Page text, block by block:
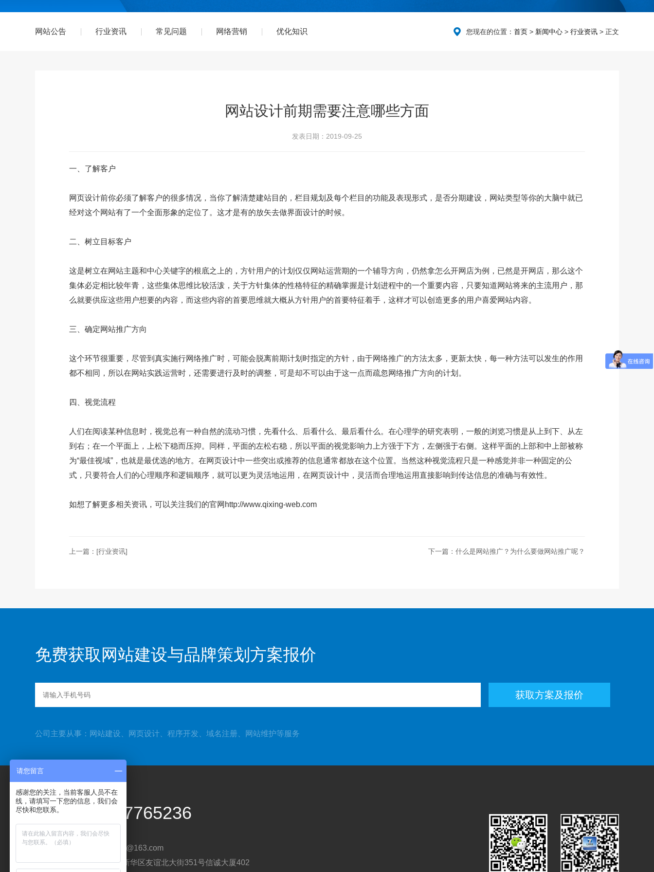
网站公告 行业资讯 常见问题 网络营销 优化知识 您现在的位置： 首页 > 新闻中心 > 行业资讯 > 正文
网站设计前期需要注意哪些方面
发表日期：2019-09-25
一、了解客户
网页设计前你必须了解客户的很多情况，当你了解清楚建站目的，栏目规划及每个栏目的功能及表现形式，是否分期建设，网站类型等你的大脑中就已
经对这个网站有了一个全面形象的定位了。这才是有的放矢去做界面设计的时候。
二、树立目标客户
这是树立在网站主题和中心关键字的根底之上的，方针用户的计划仅仅网站运营期的一个辅导方向，仍然拿怎么开网店为例，已然是开网店，那么这个
集体必定相比较年青，这些集体思维比较活泼，关于方针集体的性格特征的精确掌握是计划进程中的一个重要内容，只要知道网站将来的主流用户，那
么就要供应这些用户想要的内容，而这些内容的首要思维就大概从方针用户的首要特征着手，这样才可以创造更多的用户喜爱网站内容。
三、确定网站推广方向
这个环节很重要，尽管到真实施行网络推广时，可能会脱离前期计划时指定的方针，由于网络推广的方法太多，更新太快，每一种方法可以发生的作用
都不相同，所以在网站实践运营时，还需要进行及时的调整，可是却不可以由于这一点而疏忽网络推广方向的计划。
四、视觉流程
人们在阅读某种信息时，视觉总有一种自然的流动习惯，先看什么、后看什么、最后看什么。在心理学的研究表明，一般的浏览习惯是从上到下、从左
到右；在一个平面上，上松下稳而压抑。同样，平面的左松右稳，所以平面的视觉影响力上方强于下方，左侧强于右侧。这样平面的上部和中上部被称
为“最佳视域”，也就是最优选的地方。在网页设计中一些突出或推荐的信息通常都放在这个位置。当然这种视觉流程只是一种感觉并非一种固定的公
式，只要符合人们的心理顺序和逻辑顺序，就可以更为灵活地运用，在网页设计中，灵活而合理地运用直接影响到传达信息的准确与有效性。
如想了解更多相关资讯，可以关注我们的官网http://www.qixing-web.com
上一篇： [行业资讯] 下一篇： 什么是网站推广？为什么要做网站推广呢？
免费获取网站建设与品牌策划方案报价
公司主要从事：网站建设、网页设计、程序开发、域名注册、网站维护等服务
0311-87765236
邮箱：87765236@163.com
地址：石家庄市新华区友谊北大街351号信诚大厦402
请您留言
感谢您的关注，当前客服人员不在
线，请填写一下您的信息，我们会
尽快和您联系。